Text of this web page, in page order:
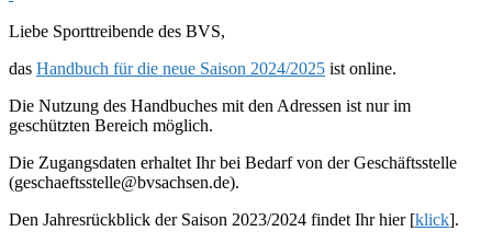
Liebe Sporttreibende des BVS,
das Handbuch für die neue Saison 2024/2025 ist online.
Die Nutzung des Handbuches mit den Adressen ist nur im
geschützten Bereich möglich.
Die Zugangsdaten erhaltet Ihr bei Bedarf von der Geschäftsstelle
(geschaeftsstelle@bvsachsen.de).
Den Jahresrückblick der Saison 2023/2024 findet Ihr hier [klick].